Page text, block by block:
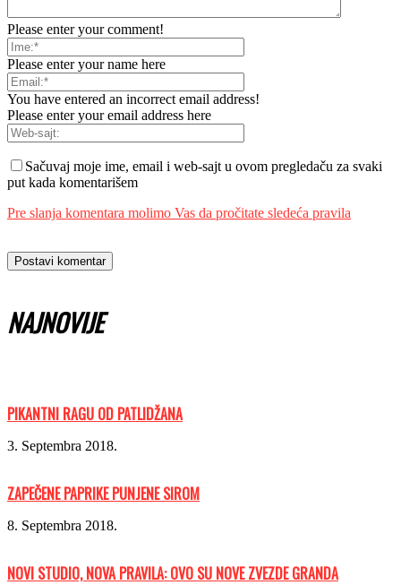
Please enter your comment!
Please enter your name here
You have entered an incorrect email address!
Please enter your email address here
Sačuvaj moje ime, email i web-sajt u ovom pregledaču za svaki
put kada komentarišem
Pre slanja komentara molimo Vas da pročitate sledeća pravila
NAJNOVIJE
PIKANTNI RAGU OD PATLIDŽANA
3. Septembra 2018.
ZAPEČENE PAPRIKE PUNJENE SIROM
8. Septembra 2018.
NOVI STUDIO, NOVA PRAVILA: OVO SU NOVE ZVEZDE GRANDA